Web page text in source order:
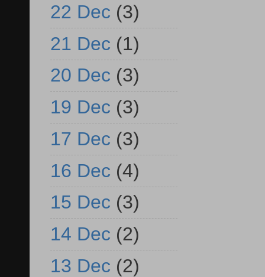
22 Dec (3)
21 Dec (1)
20 Dec (3)
19 Dec (3)
17 Dec (3)
16 Dec (4)
15 Dec (3)
14 Dec (2)
13 Dec (2)